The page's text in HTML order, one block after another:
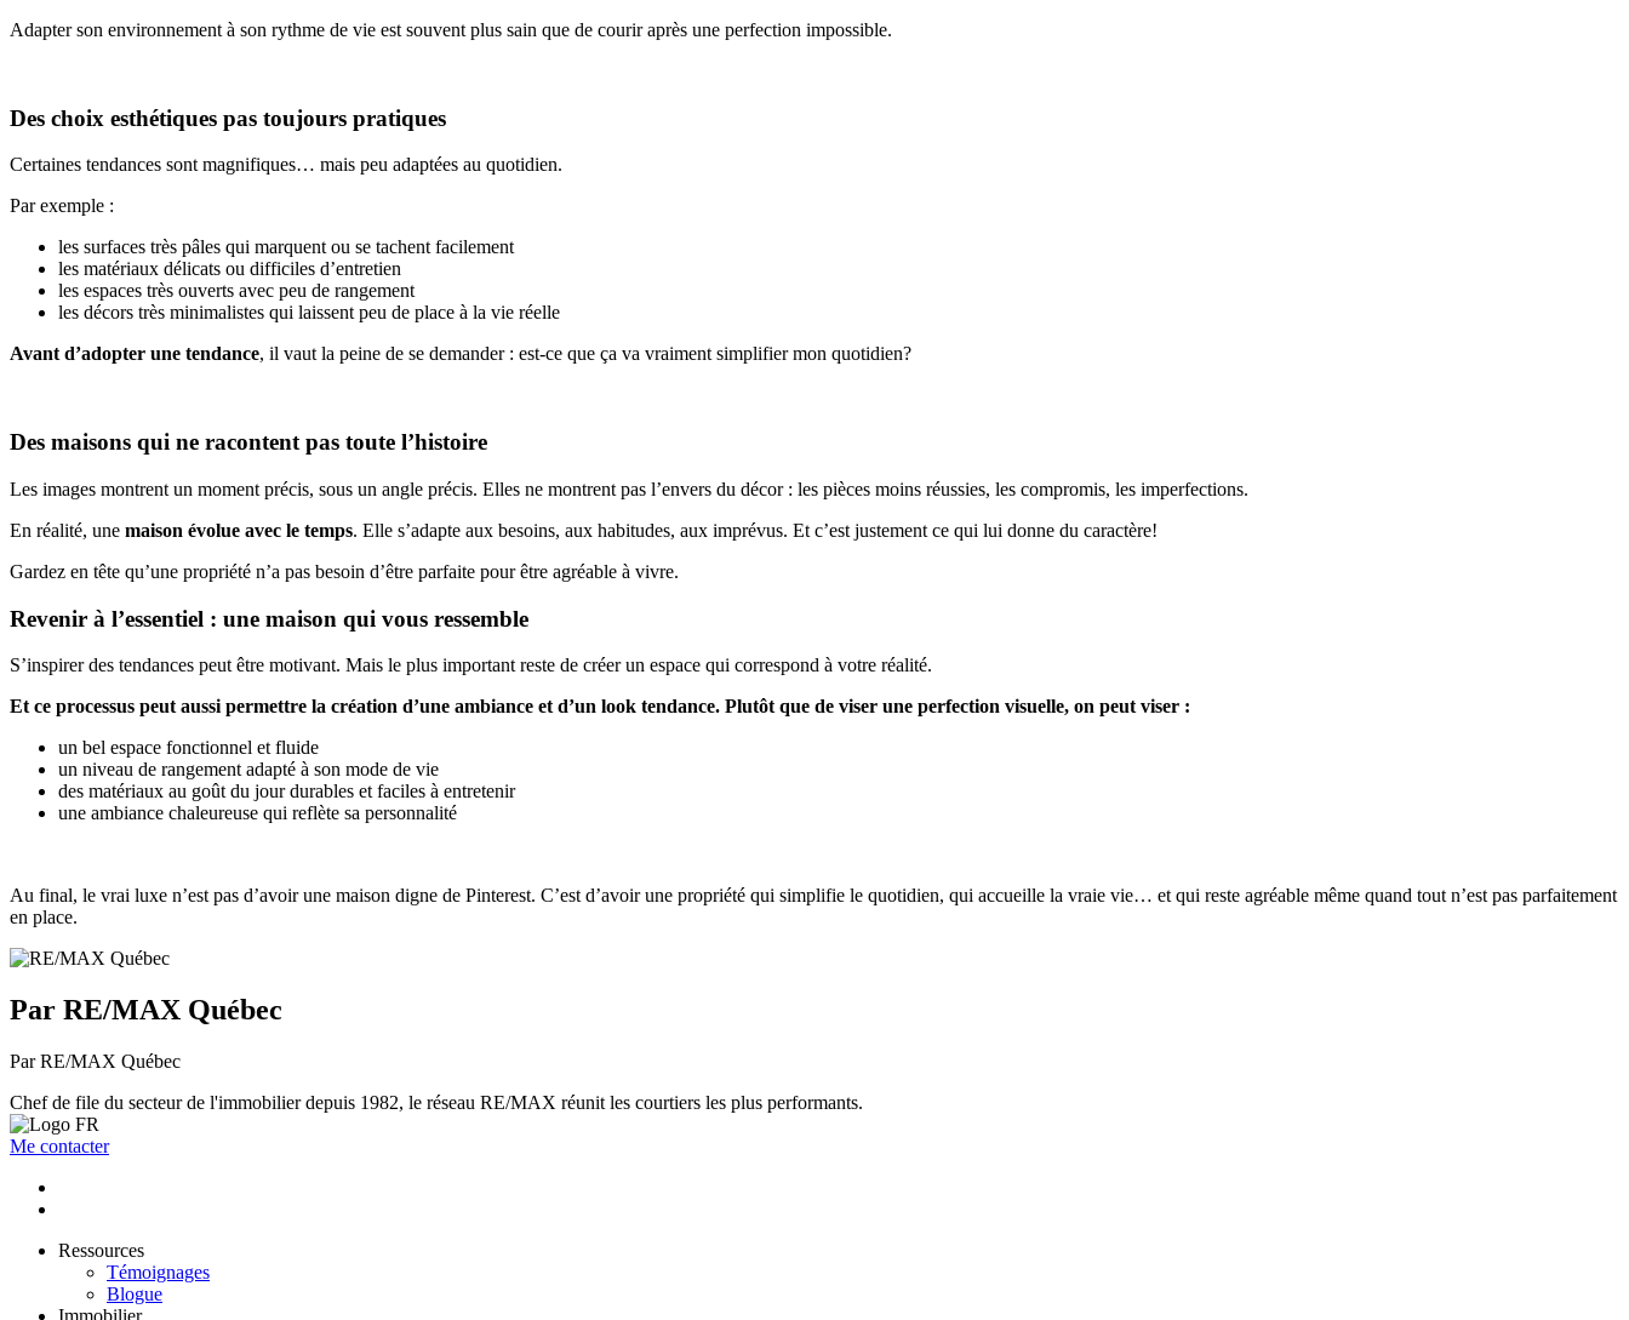
Adapter son environnement à son rythme de vie est souvent plus sain que de courir après une perfection impossible.
Des choix esthétiques pas toujours pratiques
Certaines tendances sont magnifiques… mais peu adaptées au quotidien.
Par exemple :
les surfaces très pâles qui marquent ou se tachent facilement
les matériaux délicats ou difficiles d’entretien
les espaces très ouverts avec peu de rangement
les décors très minimalistes qui laissent peu de place à la vie réelle
Avant d’adopter une tendance, il vaut la peine de se demander : est-ce que ça va vraiment simplifier mon quotidien?
Des maisons qui ne racontent pas toute l’histoire
Les images montrent un moment précis, sous un angle précis. Elles ne montrent pas l’envers du décor : les pièces moins réussies, les compromis, les imperfections.
En réalité, une maison évolue avec le temps. Elle s’adapte aux besoins, aux habitudes, aux imprévus. Et c’est justement ce qui lui donne du caractère!
Gardez en tête qu’une propriété n’a pas besoin d’être parfaite pour être agréable à vivre.
Revenir à l’essentiel : une maison qui vous ressemble
S’inspirer des tendances peut être motivant. Mais le plus important reste de créer un espace qui correspond à votre réalité.
Et ce processus peut aussi permettre la création d’une ambiance et d’un look tendance. Plutôt que de viser une perfection visuelle, on peut viser :
un bel espace fonctionnel et fluide
un niveau de rangement adapté à son mode de vie
des matériaux au goût du jour durables et faciles à entretenir
une ambiance chaleureuse qui reflète sa personnalité
Au final, le vrai luxe n’est pas d’avoir une maison digne de Pinterest. C’est d’avoir une propriété qui simplifie le quotidien, qui accueille la vraie vie… et qui reste agréable même quand tout n’est pas parfaitement
en place.
Par RE/MAX Québec
Par RE/MAX Québec
Chef de file du secteur de l'immobilier depuis 1982, le réseau RE/MAX réunit les courtiers les plus performants.
Me contacter
Ressources
Témoignages
Blogue
Immobilier